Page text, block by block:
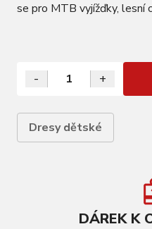
se pro MTB vyjížďky, lesní
komfort při sportu i při
- +
Dresy dětské
DÁREK K